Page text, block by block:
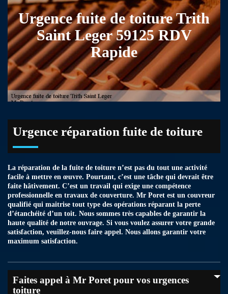
Urgence fuite de toiture Trith
Saint Leger 59125 RDV
Rapide
Urgence réparation fuite de toiture
La réparation de la fuite de toiture n’est pas du tout une activité
facile à mettre en œuvre. Pourtant, c’est une tâche qui devrait être
faite hâtivement. C’est un travail qui exige une compétence
professionnelle en travaux de couverture. Mr Poret est un couvreur
qualifié qui maitrise tout type des opérations réparant la perte
d’étanchéité d’un toit. Nous sommes très capables de garantir la
haute qualité de notre ouvrage. Si vous voulez assurer votre grande
satisfaction, veuillez-nous faire appel. Nous allons garantir votre
maximum satisfaction.
Faites appel à Mr Poret pour vos urgences
toiture